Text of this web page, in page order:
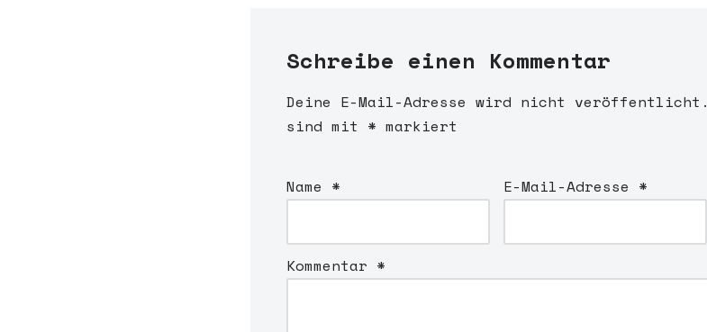
Schreibe einen Kommentar
Deine E-Mail-Adresse wird nicht veröffentlicht.
sind mit * markiert
Name * E-Mail-Adresse *
Kommentar *
A
l
r
a
t